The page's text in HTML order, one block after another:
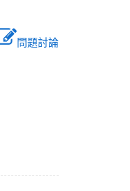
問題討論